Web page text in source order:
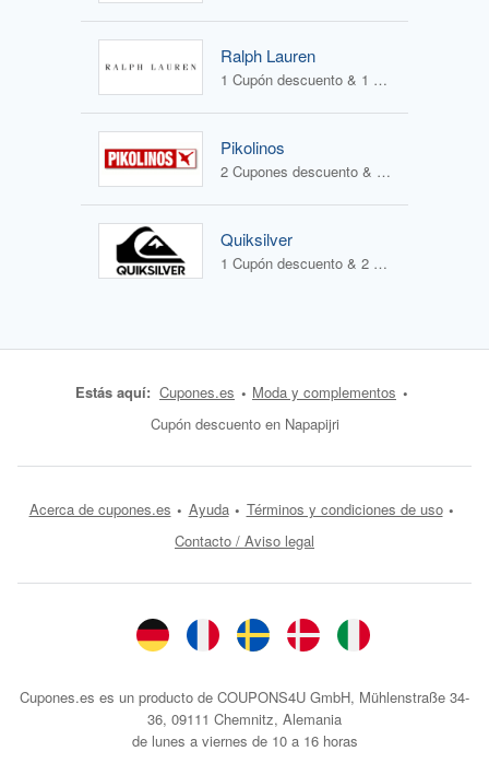
Ralph Lauren
1 Cupón descuento & 1 Oferta
Pikolinos
2 Cupones descuento & 2 Ofertas
Quiksilver
1 Cupón descuento & 2 Ofertas
Estás aquí: Cupones.es
Moda y complementos
Cupón descuento en Napapijri
Acerca de cupones.es Ayuda
Términos y condiciones de uso
Contacto / Aviso legal
Cupones.es es un producto de COUPONS4U GmbH, Mühlenstraße 34-
36, 09111 Chemnitz, Alemania
de lunes a viernes de 10 a 16 horas